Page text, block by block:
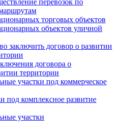
перевозок по
торговых объектов
объектов уличной
заключить договор о развитии
договора о
территории
участки под коммерческое
под комплексное развитие
участки